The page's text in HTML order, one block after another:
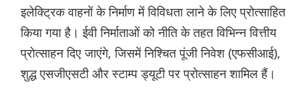
इलेक्ट्रिक वाहनों के निर्माण में विविधता लाने के लिए प्रोत्साहित
किया गया है। ईवी निर्माताओं को नीति के तहत विभिन्न वित्तीय
प्रोत्साहन दिए जाएंगे, जिसमें निश्चित पूंजी निवेश (एफसीआई),
शुद्ध एसजीएसटी और स्टाम्प ड्यूटी पर प्रोत्साहन शामिल हैं।